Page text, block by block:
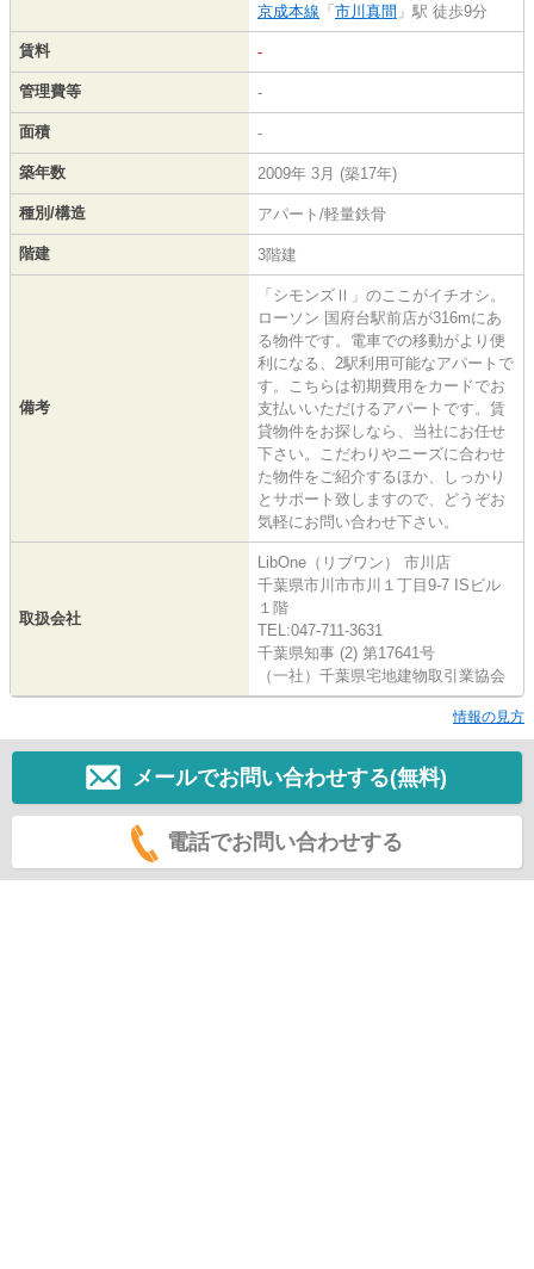
京成本線 「 市川真間 」駅 徒歩9分
賃料 -
管理費等 -
面積 -
築年数 2009年 3月 (築17年)
種別/構造 アパート/軽量鉄骨
階建 3階建
備考
「シモンズⅡ」のここがイチオシ。
ローソン 国府台駅前店が316mにあ
る物件です。電車での移動がより便
利になる、2駅利用可能なアパートで
す。こちらは初期費用をカードでお
支払いいただけるアパートです。賃
貸物件をお探しなら、当社にお任せ
下さい。こだわりやニーズに合わせ
た物件をご紹介するほか、しっかり
とサポート致しますので、どうぞお
気軽にお問い合わせ下さい。
取扱会社
LibOne（リブワン） 市川店
千葉県市川市市川１丁目9-7 ISビル
１階
TEL:047-711-3631
千葉県知事 (2) 第17641号
（一社）千葉県宅地建物取引業協会
情報の見方
メールでお問い合わせする(無料)
電話でお問い合わせする